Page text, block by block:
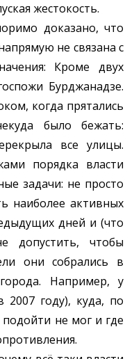
жестокость.
доказано, что
не связана с
Кроме двух
Бурджанадзе.
когда прятались
было бежать:
все улицы.
порядка власти
задачи: не просто
наиболее активных
дней и (что
допустить, чтобы
они собрались в
Например, у
2007 году), куда, по
не мог и где